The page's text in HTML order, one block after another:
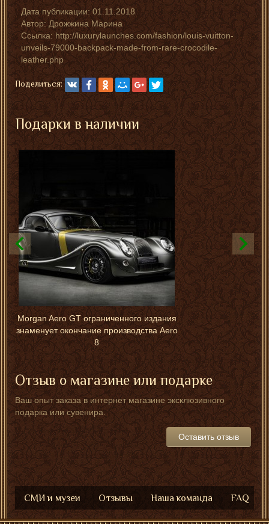
Дата публикации:01.11.2018
Автор:Дрожжина Марина
Ссылка: http://luxurylaunches.com/fashion/louis-vuitton-
unveils-79000-backpack-made-from-rare-crocodile-
leather.php
Поделиться:
Подарки в наличии
Morgan Aero GT ограниченного издания
знаменует окончание производства Aero
8
Отзыв о магазине или подарке
Ваш опыт заказа в интернет магазине эксклюзивного
подарка или сувенира.
Оставить отзыв
СМИ и музеи Отзывы Наша команда FAQ